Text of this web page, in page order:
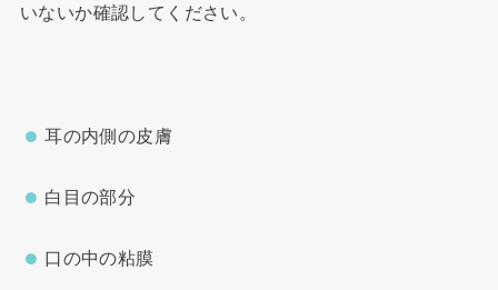
いないか確認してください。
耳の内側の皮膚
白目の部分
口の中の粘膜